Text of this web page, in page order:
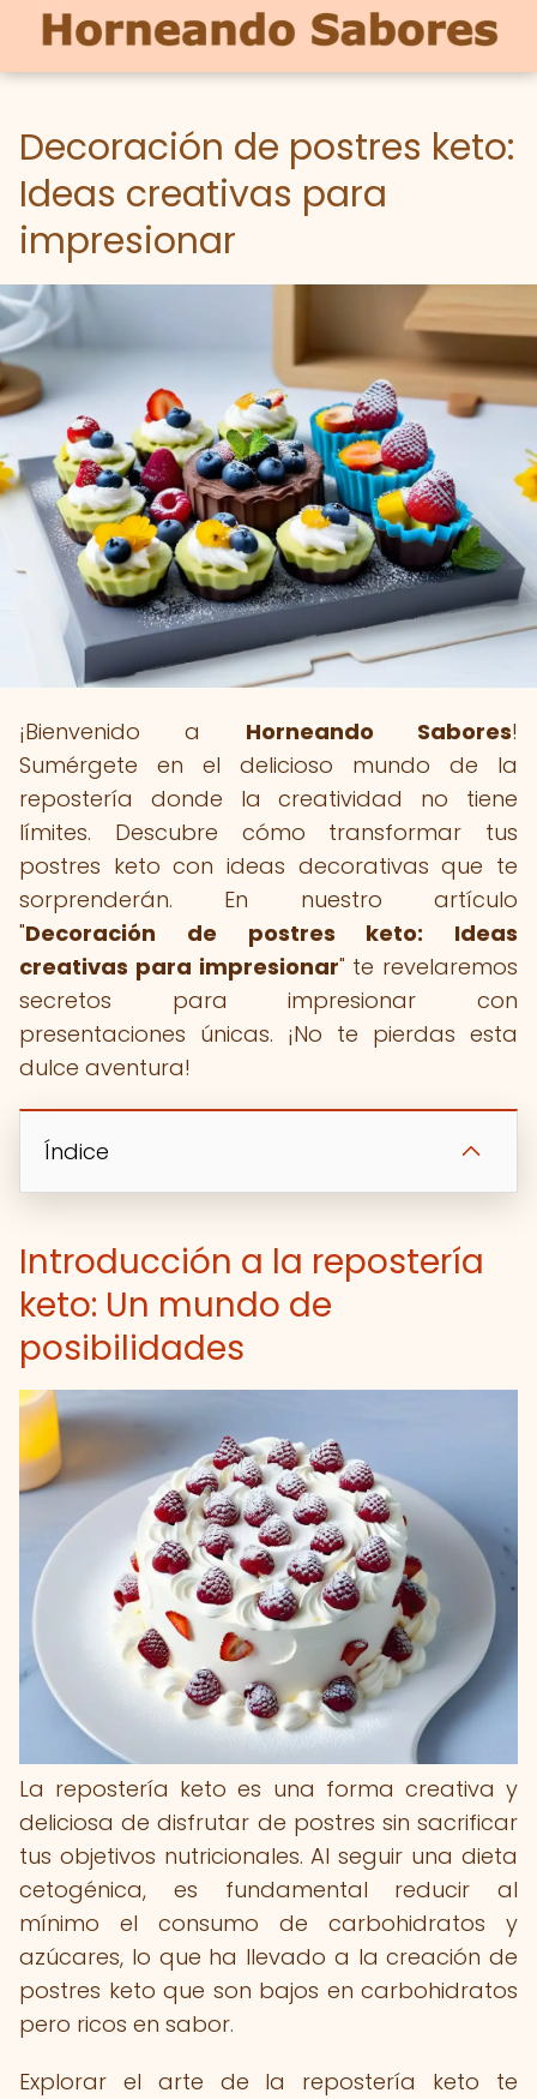
Decoración de postres keto:
Ideas creativas para
impresionar
¡Bienvenido a Horneando Sabores!
Sumérgete en el delicioso mundo de la
repostería donde la creatividad no tiene
límites. Descubre cómo transformar tus
postres keto con ideas decorativas que te
sorprenderán. En nuestro artículo
"Decoración de postres keto: Ideas
creativas para impresionar" te revelaremos
secretos para impresionar con
presentaciones únicas. ¡No te pierdas esta
dulce aventura!
Índice
Introducción a la repostería
keto: Un mundo de
posibilidades
La repostería keto es una forma creativa y
deliciosa de disfrutar de postres sin sacrificar
tus objetivos nutricionales. Al seguir una dieta
cetogénica, es fundamental reducir al
mínimo el consumo de carbohidratos y
azúcares, lo que ha llevado a la creación de
postres keto que son bajos en carbohidratos
pero ricos en sabor.
Explorar el arte de la repostería keto te